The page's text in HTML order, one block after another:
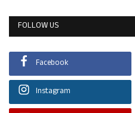
FOLLOW US
Facebook
Instagram